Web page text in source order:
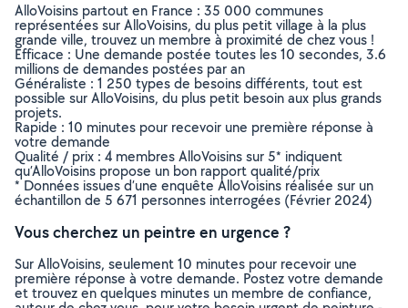
AlloVoisins partout en France : 35 000 communes
représentées sur AlloVoisins, du plus petit village à la plus
grande ville, trouvez un membre à proximité de chez vous !
Efficace : Une demande postée toutes les 10 secondes, 3.6
millions de demandes postées par an
Généraliste : 1 250 types de besoins différents, tout est
possible sur AlloVoisins, du plus petit besoin aux plus grands
projets.
Rapide : 10 minutes pour recevoir une première réponse à
votre demande
Qualité / prix : 4 membres AlloVoisins sur 5* indiquent
qu’AlloVoisins propose un bon rapport qualité/prix
* Données issues d’une enquête AlloVoisins réalisée sur un
échantillon de 5 671 personnes interrogées (Février 2024)
Vous cherchez un peintre en urgence ?
Sur AlloVoisins, seulement 10 minutes pour recevoir une
première réponse à votre demande. Postez votre demande
et trouvez en quelques minutes un membre de confiance,